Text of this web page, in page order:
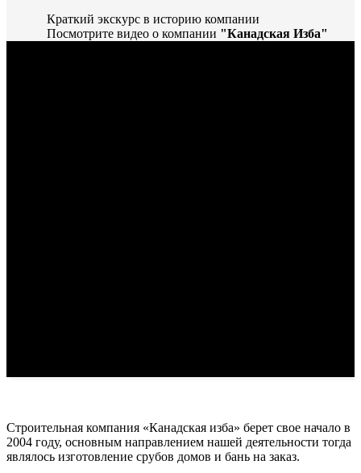
Краткий экскурс в историю компании
Посмотрите видео о компании "Канадская Изба"
Строительная компания «Канадская изба» берет свое начало в
2004 году, основным направлением нашей деятельности тогда
являлось изготовление срубов домов и бань на заказ.